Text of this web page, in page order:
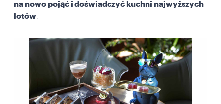
na nowo pojąć i doświadczyć kuchni najwyższych
lotów.